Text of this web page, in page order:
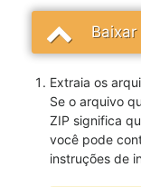
Baixar
Extraia os
Se o arquivo
ZIP significa
você pode
instruções de